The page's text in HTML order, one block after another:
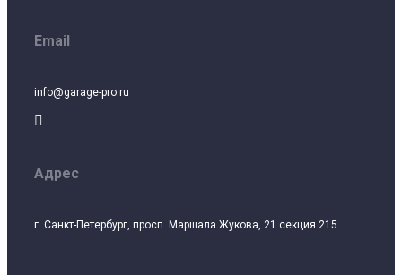
Email
info@garage-pro.ru

Адрес
г. Санкт-Петербург, просп. Маршала Жукова, 21 секция 215